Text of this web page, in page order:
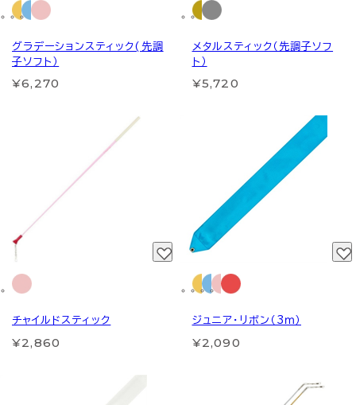
グラデーションスティック(先調
子ソフト）
¥6,270
メタルスティック（先調子ソフ
ト）
¥5,720
チャイルドスティック
¥2,860
ジュニア・リボン（3ｍ）
¥2,090